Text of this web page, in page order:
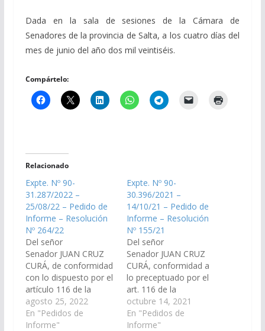
Dada en la sala de sesiones de la Cámara de
Senadores de la provincia de Salta, a los cuatro días del
mes de junio del año dos mil veintiséis.
Compártelo:
Relacionado
Expte. Nº 90-
31.287/2022 –
25/08/22 – Pedido de
Informe – Resolución
Nº 264/22
Del señor
Senador JUAN CRUZ
CURÁ, de conformidad
con lo dispuesto por el
artículo 116 de la
Constitución de la
Provincia y el artículo
149 del Reglamento de
agosto 25, 2022
En "Pedidos de
Informe"
Expte. Nº 90-
30.396/2021 –
14/10/21 – Pedido de
Informe – Resolución
Nº 155/21
Del señor
Senador JUAN CRUZ
CURÁ, conformidad a
lo preceptuado por el
art. 116 de la
Constitución Provincial
y al Art. 149 del
Reglamento Interno de
octubre 14, 2021
En "Pedidos de
Informe"